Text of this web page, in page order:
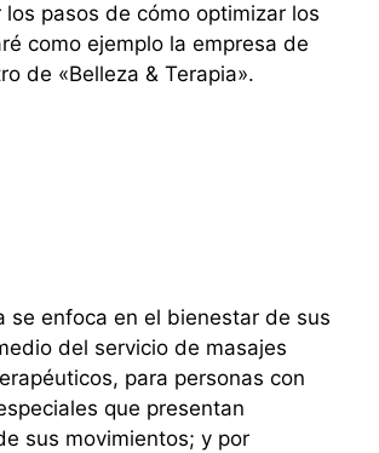
los pasos de cómo optimizar los
como ejemplo la empresa de
de «Belleza & Terapia».
se enfoca en el bienestar de sus
del servicio de masajes
para personas con
que presentan
sus movimientos; y por